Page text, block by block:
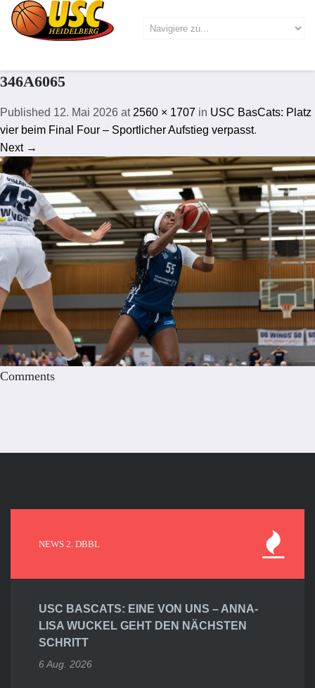
346A6065
Published 12. Mai 2026 at 2560 × 1707 in USC BasCats: Platz
vier beim Final Four – Sportlicher Aufstieg verpasst.
Next →
Comments
NEWS 2. DBBL
USC BASCATS: EINE VON UNS – ANNA-
LISA WUCKEL GEHT DEN NÄCHSTEN
SCHRITT
6 Aug. 2026